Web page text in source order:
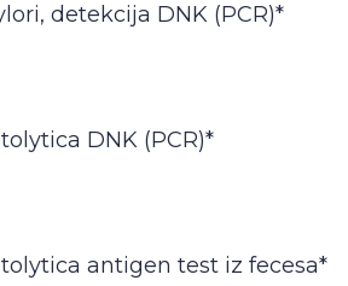
detekcija DNK (PCR)*
DNK (PCR)*
antigen test iz fecesa*